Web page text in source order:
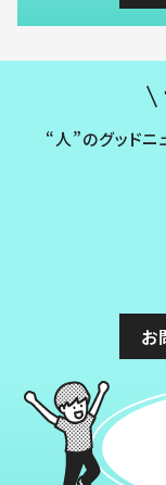
“人”のグッドニ
お